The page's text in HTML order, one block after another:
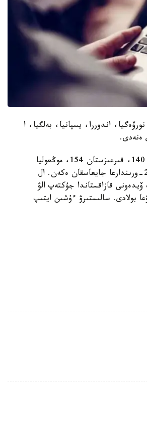
اندوررا، يسپانيا، بەلگيا، ا
ەنەدى.
ال بۇل تىزىمدە قازاقستان 207 ەلدىڭ ىشىندە 112-ورىندا تۇر. ءازىربايجان 140، قىرعىزستان 154، موڭعوليا
161، وزبەكستان 180، اۋعانستان 183، تاجىكستان 191، تۇركىمەنستان 202-ورىندارعا جايعاسقان ەكەن. ال
ەسەپ مالىمەتتەرىنە سۇيەنسەك، 5 گيگابايت ۆيدەونى قازاقستاندا جۇكتەپ الۋ
رەسەيدە 45 مينۋتتا جۇكتەپ الۋعا بولادى. سالىستىرۋ ءۇشىن ايتىپ